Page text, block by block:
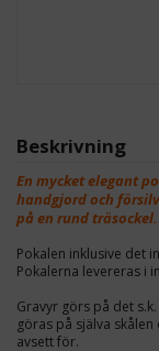
Beskrivning
En mycket elegant
handgjord och
på en rund träsockel.
Pokalen inklusive det
Pokalerna levereras i
Gravyr görs på det
göras på själva
avsett för.